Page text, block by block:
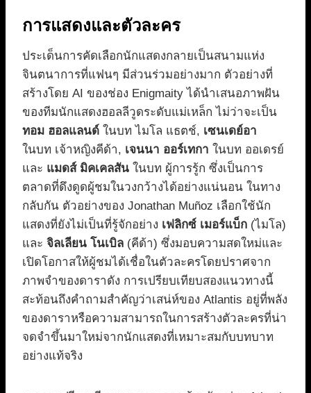
การแสดงและตัวละคร
ประเด็นการคัดเลือกนักแสดงกลายเป็นสนามแห่ง
จินตนาการที่แฟนๆ มีส่วนร่วมอย่างมาก ตัวอย่างที่
สร้างโดย AI ของช่อง Enigmaity ได้นำเสนอภาพฝัน
ของทีมนักแสดงฮอลลีวูดระดับแม่เหล็ก ไม่ว่าจะเป็น
ทอม ฮอลแลนด์ ในบท ไมโล แธตช์, เซนเดย์อา
ในบท เจ้าหญิงคีด้า, เจนนา ออร์เทกา ในบท ออเดรย์
และ แมดส์ มิคเคลสัน ในบท ผู้การรู้ก ซึ่งเป็นการ
ตลาดที่ดึงดูดผู้ชมในวงกว้างได้อย่างแน่นอน ในทาง
กลับกัน ตัวอย่างของ Jonathan Muñoz เลือกใช้นัก
แสดงที่ยังไม่เป็นที่รู้จักอย่าง เฟลิกซ์ เมอร์แบ็ก (ไมโล)
และ จิลเลียน โนเบิล (คีด้า) ซึ่งมอบความสดใหม่และ
เปิดโอกาสให้ผู้ชมได้เชื่อในตัวละครโดยปราศจาก
ภาพจำของดาราดัง การเปรียบเทียบสองแนวทางนี้
สะท้อนถึงคำถามสำคัญว่าเสน่ห์ของ Atlantis อยู่ที่พลัง
ของดาราหรือความสามารถในการสร้างตัวละครที่น่า
จดจำขึ้นมาใหม่จากนักแสดงที่เหมาะสมกับบทบาท
อย่างแท้จริง